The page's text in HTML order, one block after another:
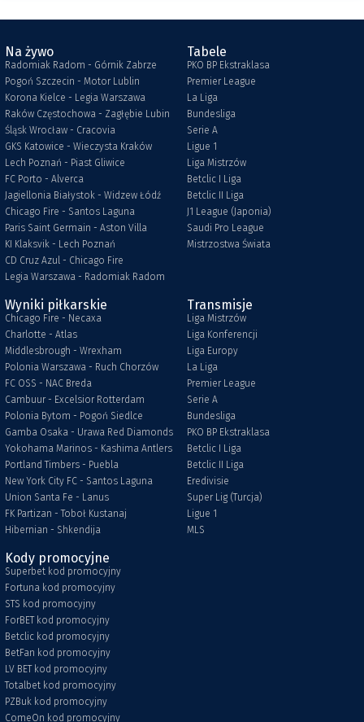
Na żywo
Radomiak Radom - Górnik Zabrze
Pogoń Szczecin - Motor Lublin
Korona Kielce - Legia Warszawa
Raków Częstochowa - Zagłębie Lubin
Śląsk Wrocław - Cracovia
GKS Katowice - Wieczysta Kraków
Lech Poznań - Piast Gliwice
FC Porto - Alverca
Jagiellonia Białystok - Widzew Łódź
Chicago Fire - Santos Laguna
Paris Saint Germain - Aston Villa
KI Klaksvik - Lech Poznań
CD Cruz Azul - Chicago Fire
Legia Warszawa - Radomiak Radom
Tabele
PKO BP Ekstraklasa
Premier League
La Liga
Bundesliga
Serie A
Ligue 1
Liga Mistrzów
Betclic I Liga
Betclic II Liga
J1 League (Japonia)
Saudi Pro League
Mistrzostwa Świata
Wyniki piłkarskie
Chicago Fire - Necaxa
Charlotte - Atlas
Middlesbrough - Wrexham
Polonia Warszawa - Ruch Chorzów
FC OSS - NAC Breda
Cambuur - Excelsior Rotterdam
Polonia Bytom - Pogoń Siedlce
Gamba Osaka - Urawa Red Diamonds
Yokohama Marinos - Kashima Antlers
Portland Timbers - Puebla
New York City FC - Santos Laguna
Union Santa Fe - Lanus
FK Partizan - Toboł Kustanaj
Hibernian - Shkendija
Transmisje
Liga Mistrzów
Liga Konferencji
Liga Europy
La Liga
Premier League
Serie A
Bundesliga
PKO BP Ekstraklasa
Betclic I Liga
Betclic II Liga
Eredivisie
Super Lig (Turcja)
Ligue 1
MLS
Kody promocyjne
Superbet kod promocyjny
Fortuna kod promocyjny
STS kod promocyjny
ForBET kod promocyjny
Betclic kod promocyjny
BetFan kod promocyjny
LV BET kod promocyjny
Totalbet kod promocyjny
PZBuk kod promocyjny
ComeOn kod promocyjny